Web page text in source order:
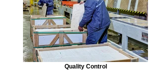
Quality Control